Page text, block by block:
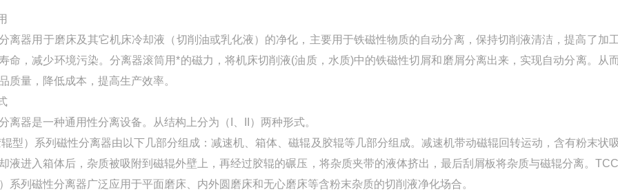
离器用于磨床及其它机床冷却液（切削油或乳化液）的净化，主要用于铁磁性物质的自动分离，保持切削液清洁，提高了加
命，减少环境污染。分离器滚筒用*的磁力，将机床切削液(油质，水质)中的铁磁性切屑和磨屑分离出来，实现自动分离。从
质量，降低成本，提高生产效率。
离器是一种通用性分离设备。从结构上分为（I、II）两种形式。
型）系列磁性分离器由以下几部分组成：减速机、箱体、磁辊及胶辊等几部分组成。减速机带动磁辊回转运动，含有粉末状
液进入箱体后，杂质被吸附到磁辊外壁上，再经过胶辊的碾压，将杂质夹带的液体挤出，最后刮屑板将杂质与磁辊分离。
系列磁性分离器广泛应用于平面磨床、内外圆磨床和无心磨床等含粉末杂质的切削液净化场合。